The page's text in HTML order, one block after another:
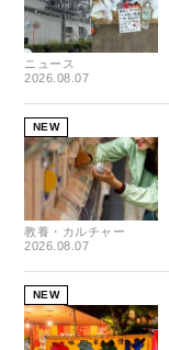
ニュース
2026.08.07
NEW
教養・カルチャー
2026.08.07
NEW